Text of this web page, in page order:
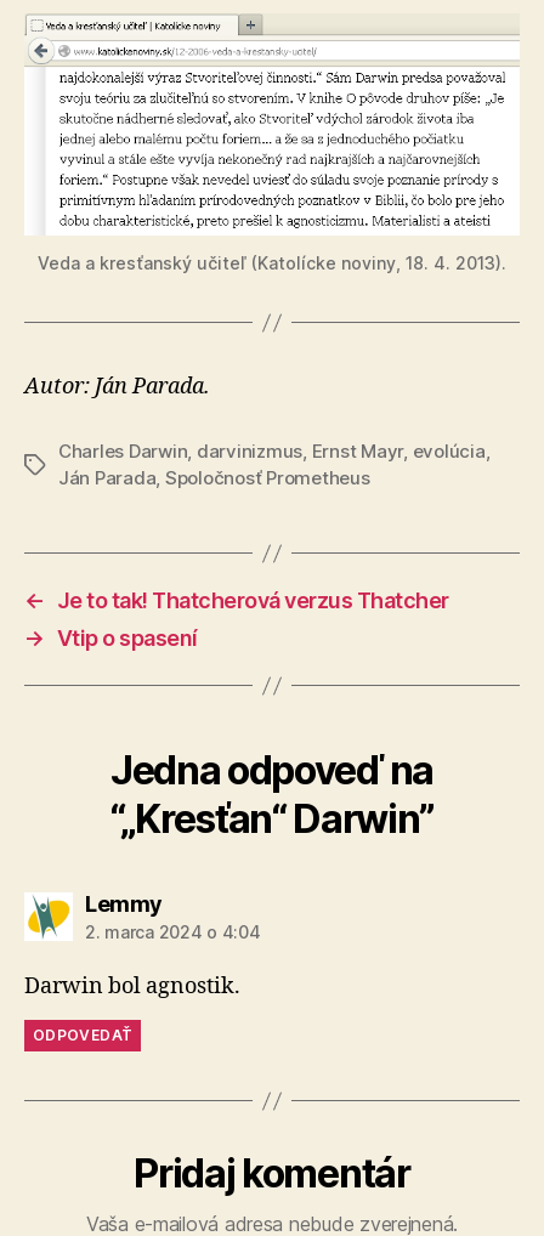
Veda a kresťanský učiteľ (Katolícke noviny, 18. 4. 2013).
Autor: Ján Parada.
Značky
Charles Darwin, darvinizmus, Ernst Mayr, evolúcia,
Ján Parada, Spoločnosť Prometheus
←
Je to tak! Thatcherová verzus Thatcher
→ Vtip o spasení
Jedna odpoveď na
“„Kresťan“ Darwin”
Lemmyhovorí:
2. marca 2024 o 4:04
Darwin bol agnostik.
ODPOVEDAŤ
Pridaj komentár
Vaša e-mailová adresa nebude zverejnená.